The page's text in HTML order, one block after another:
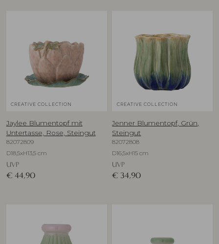
CREATIVE COLLECTION
Jaylee Blumentopf mit
Untertasse, Rose, Steingut
82072809
D18,5xH13,5 cm
UVP
€ 44,90
CREATIVE COLLECTION
Jenner Blumentopf, Grün,
Steingut
82072808
D16,5xH15 cm
UVP
€ 34,90